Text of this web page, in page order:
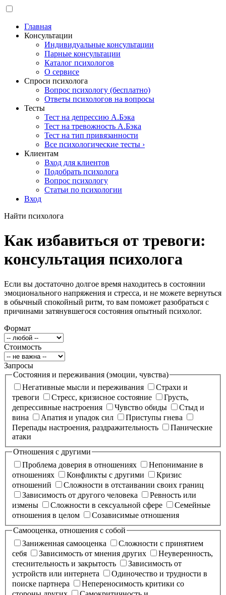
Главная
Консультации
Индивидуальные консультации
Парные консультации
Каталог психологов
О сервисе
Спроси психолога
Вопрос психологу (бесплатно)
Ответы психологов на вопросы
Тесты
Тест на депрессию А.Бэка
Тест на тревожность А.Бэка
Тест на тип привязанности
Все психологические тесты ›
Клиентам
Вход для клиентов
Подобрать психолога
Вопрос психологу
Статьи по психологии
Вход
Найти психолога
Как избавиться от тревоги:
консультация психолога
Если вы достаточно долгое время находитесь в состоянии
эмоционального напряжения и стресса, и не можете вернуться
в обычный спокойный ритм, то вам поможет разобраться с
причинами затянувшегося состояния опытный психолог.
Формат
Стоимость
Запросы
Cостояния и переживания (эмоции, чувства)
Негативные мысли и переживания
Страхи и
тревоги
Стресс, кризисное состояние
Грусть,
депрессивные настроения
Чувство обиды
Стыд и
вина
Апатия и упадок сил
Приступы гнева
Перепады настроения, раздражительность
Панические
атаки
Отношения с другими
Проблема доверия в отношениях
Непонимание в
отношениях
Конфликты с другими
Кризис
отношений
Сложности в отстаивании своих границ
Зависимость от другого человека
Ревность или
измены
Сложности в сексуальной сфере
Cемейные
отношения в целом
Созависимые отношения
Самооценка, отношения с собой
Заниженная самооценка
Сложности с принятием
себя
Зависимость от мнения других
Неуверенность,
стеснительность и закрытость
Зависимость от
устройств или интернета
Одиночество и трудности в
поиске партнера
Непереносимость критики со